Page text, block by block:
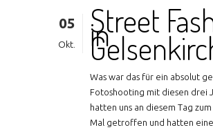
05
Okt.
Street
in
Was war das für ein absolut
Fotoshooting mit diesen drei
hatten uns an diesem Tag
Mal getroffen und hatten